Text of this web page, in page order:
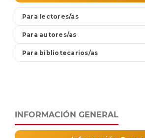
INFORMACIÓN GENERAL